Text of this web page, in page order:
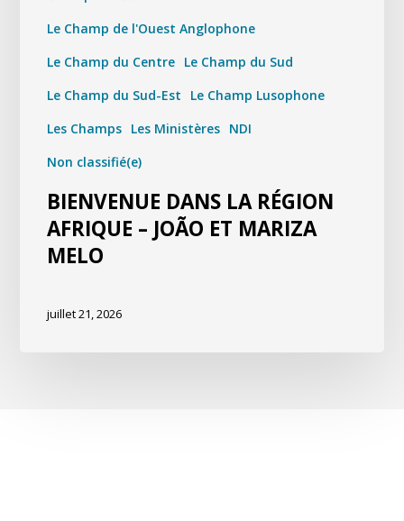
Le Champ de l'Ouest Anglophone
Le Champ du Centre Le Champ du Sud
Le Champ du Sud-Est
Le Champ Lusophone
Les Champs Les Ministères NDI
Non classifié(e)
BIENVENUE DANS LA RÉGION
AFRIQUE – JOÃO ET MARIZA
MELO
juillet 21, 2026